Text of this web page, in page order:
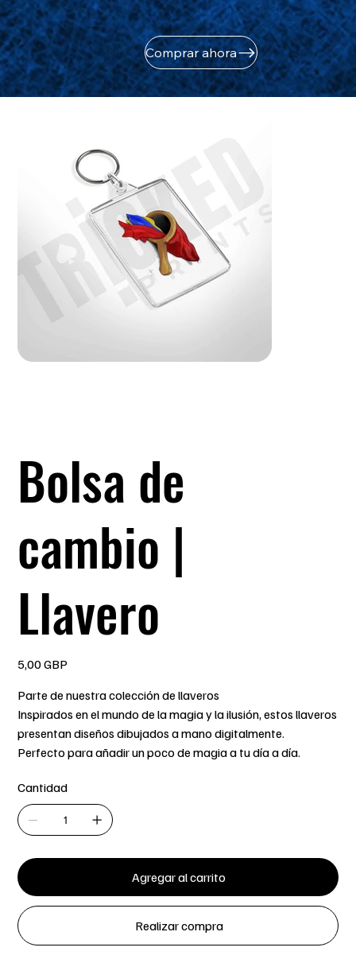
Bolsa de
cambio |
Llavero
5,00 GBP
Parte de nuestra colección de llaveros
Inspirados en el mundo de la magia y la ilusión, estos llaveros
presentan diseños dibujados a mano digitalmente.
Perfecto para añadir un poco de magia a tu día a día.
Cantidad
Agregar al carrito
Realizar compra
Comprar ahora